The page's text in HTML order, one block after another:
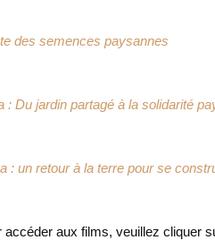
des semences paysannes
: Du jardin partagé à la solidarité
: un retour à la terre pour se
accéder aux films, veuillez cliquer